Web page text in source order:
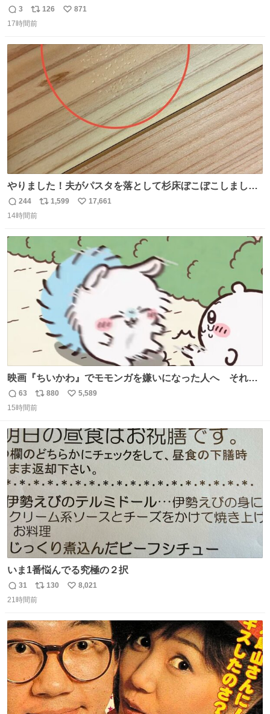
丁、秒でなくなる 豆腐に大葉をはさんで、めんつゆに漬け
るだけ。冷蔵庫で置くだけで味がしみ込み、さっぱりなの
い日にもぴったりの大葉と豆腐の漬けレシピです。 詳しく
はリプ欄を見てね👇
返
信
3
リ
ポ
ト
126
い
数
871
17時間前
やりました！夫がパスタを落として杉床ぼこぼこしまし
た！よかったーーー！ファーストぼこぼこ自分じゃなく
て！これで第二波いつでもいけます！！！✌️いやーほっと
は乾燥パスタに負けます。豆腐くらいやわやわです。
返
信
244
リ
数
1,599
い
数
17,661
14時間前
映画『ちいかわ』でモモンガを嫌いになった人へ それで
も愛される理由と可能性 kai-you.net/article/96186 『映画
ちいかわ 人魚の島のひみつ』を3回観て、原作も追ってい
す。ちいかわ初心者向けです🖊
返
信
63
リ
ポ
ト
数
880
い
数
5,589
15時間前
いま1番悩んでる究極の２択
返
信
31
リ
ポ
ト
数
130
い
数
8,021
21時間前